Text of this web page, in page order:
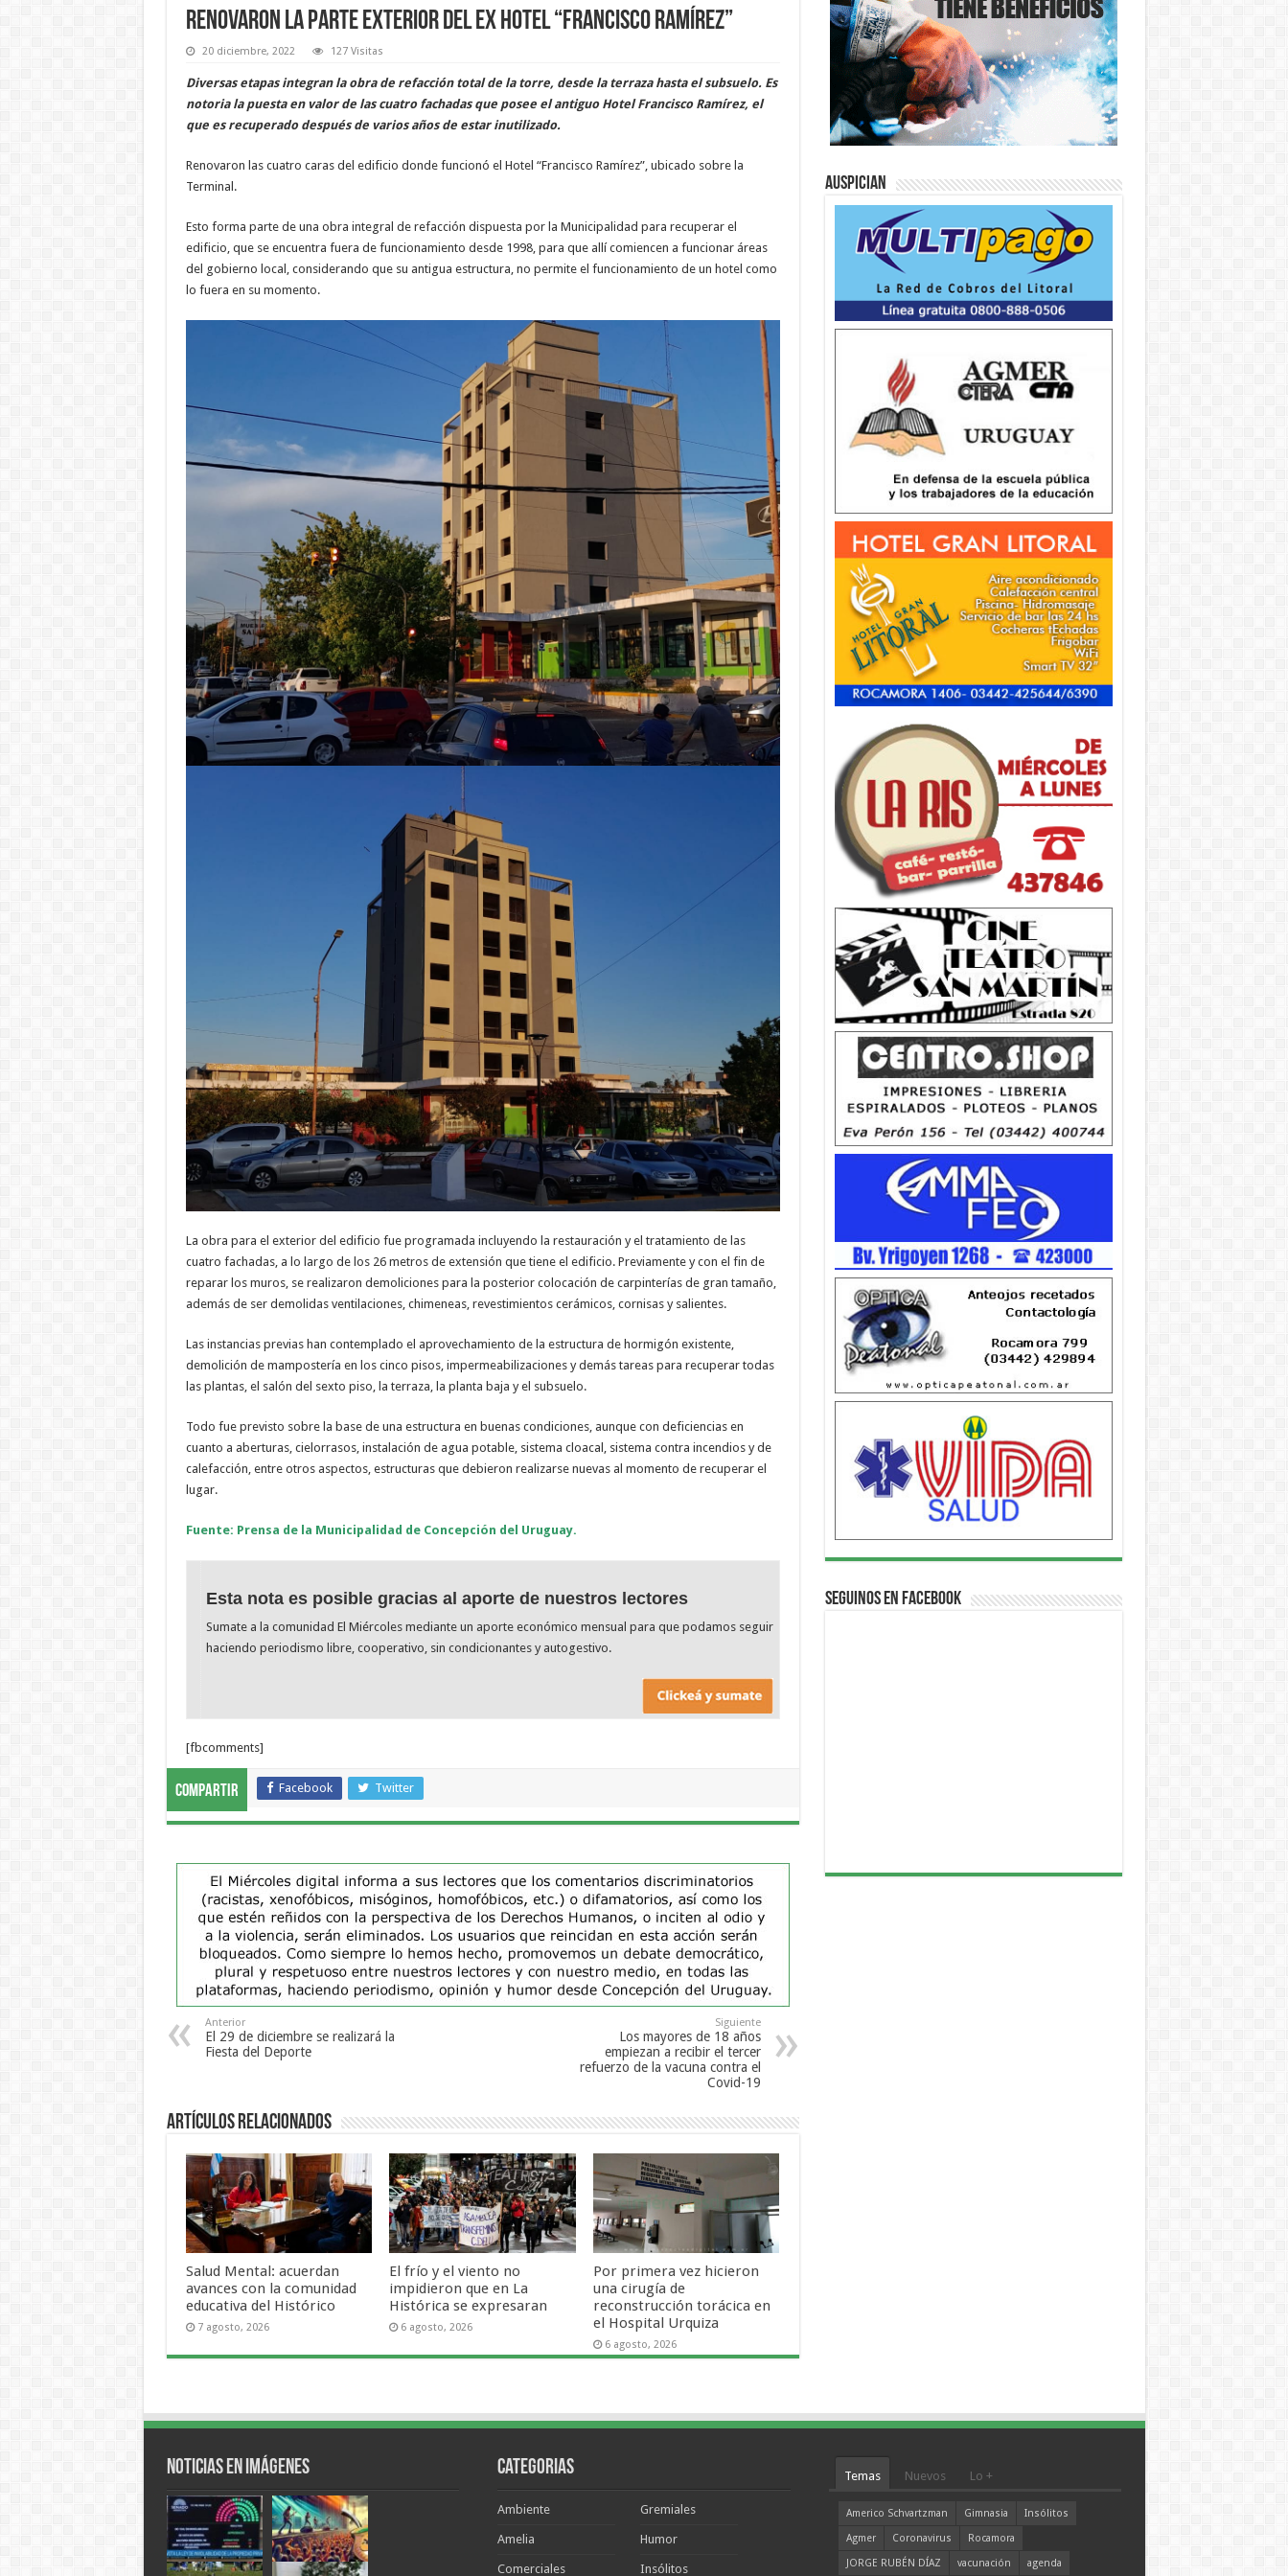
Renovaron la parte exterior del ex hotel “Francisco Ramírez”
20 diciembre, 2022 127 Visitas
Diversas etapas integran la obra de refacción total de la torre, desde la terraza hasta el subsuelo. Es
notoria la puesta en valor de las cuatro fachadas que posee el antiguo Hotel Francisco Ramírez, el
que es recuperado después de varios años de estar inutilizado.
Renovaron las cuatro caras del edificio donde funcionó el Hotel “Francisco Ramírez”, ubicado sobre la
Terminal.
Esto forma parte de una obra integral de refacción dispuesta por la Municipalidad para recuperar el
edificio, que se encuentra fuera de funcionamiento desde 1998, para que allí comiencen a funcionar áreas
del gobierno local, considerando que su antigua estructura, no permite el funcionamiento de un hotel como
lo fuera en su momento.
La obra para el exterior del edificio fue programada incluyendo la restauración y el tratamiento de las
cuatro fachadas, a lo largo de los 26 metros de extensión que tiene el edificio. Previamente y con el fin de
reparar los muros, se realizaron demoliciones para la posterior colocación de carpinterías de gran tamaño,
además de ser demolidas ventilaciones, chimeneas, revestimientos cerámicos, cornisas y salientes.
Las instancias previas han contemplado el aprovechamiento de la estructura de hormigón existente,
demolición de mampostería en los cinco pisos, impermeabilizaciones y demás tareas para recuperar todas
las plantas, el salón del sexto piso, la terraza, la planta baja y el subsuelo.
Todo fue previsto sobre la base de una estructura en buenas condiciones, aunque con deficiencias en
cuanto a aberturas, cielorrasos, instalación de agua potable, sistema cloacal, sistema contra incendios y de
calefacción, entre otros aspectos, estructuras que debieron realizarse nuevas al momento de recuperar el
lugar.
Fuente: Prensa de la Municipalidad de Concepción del Uruguay.
Esta nota es posible gracias al aporte de nuestros lectores
Sumate a la comunidad El Miércoles mediante un aporte económico mensual para que podamos seguir
haciendo periodismo libre, cooperativo, sin condicionantes y autogestivo.
[fbcomments]
Compartir Facebook Twitter
Anterior
El 29 de diciembre se realizará la
Fiesta del Deporte
Siguiente
Los mayores de 18 años
empiezan a recibir el tercer
refuerzo de la vacuna contra el
Covid-19
Artículos Relacionados
Salud Mental: acuerdan
avances con la comunidad
educativa del Histórico
7 agosto, 2026
El frío y el viento no
impidieron que en La
Histórica se expresaran
6 agosto, 2026
Por primera vez hicieron
una cirugía de
reconstrucción torácica en
el Hospital Urquiza
6 agosto, 2026
Auspician
Seguinos en Facebook
Noticias en Imágenes Categorias
Ambiente
Amelia
Comerciales
Gremiales
Humor
Insólitos
Temas Nuevos Lo +
Americo Schvartzman Gimnasia
Insólitos
Agmer
Coronavirus
Rocamora
JORGE RUBÉN DÍAZ
vacunación agenda